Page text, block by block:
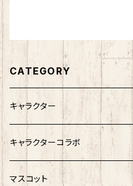
CATEGORY
キャラクター
サンリオキャラクター
キティ
ネコムネandシバ
キャラクターコラボ
サンリオ×おえかきさん
マスコット